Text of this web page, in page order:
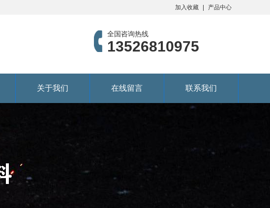
加入收藏 产品中心
全国咨询热线
13526810975
关于我们 在线留言 联系我们